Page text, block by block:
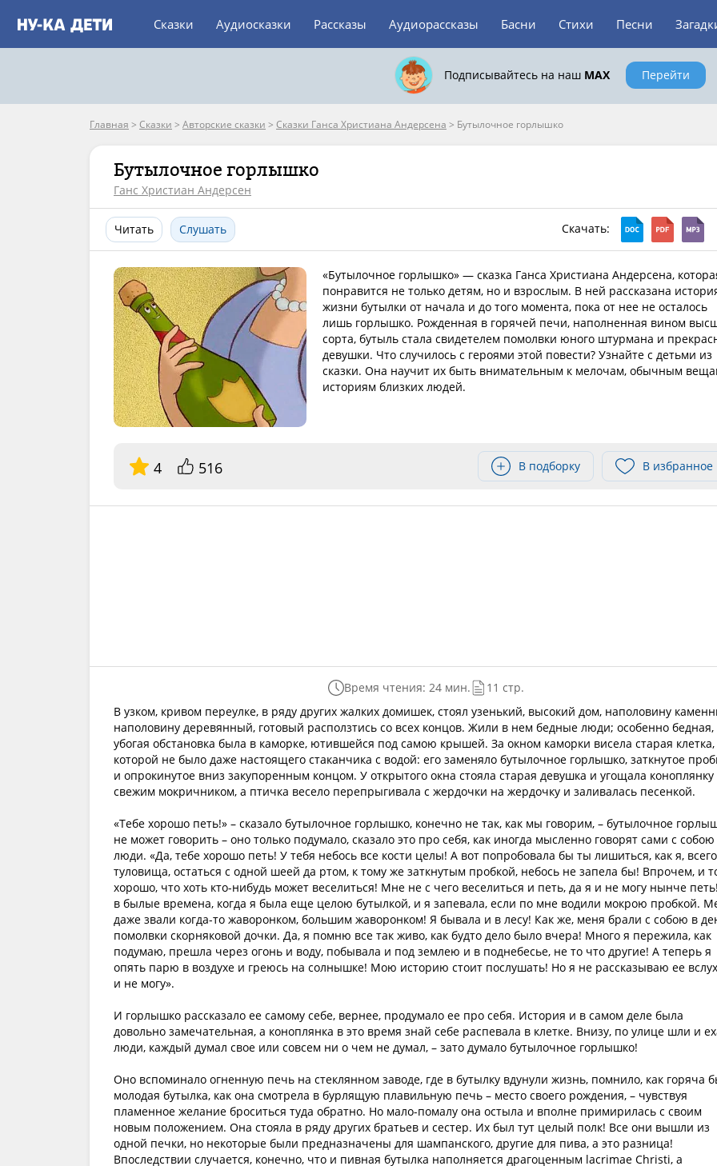
Сказки Аудиосказки Рассказы Аудиорассказы Басни Стихи Песни
Подписывайтесь на наш MAX Перейти
Главная > Сказки > Авторские сказки > Сказки Ганса Христиана Андерсена > Бутылочное горлышко
Бутылочное горлышко
Ганс Христиан Андерсен
Читать Слушать Скачать:
«Бутылочное горлышко» — сказка Ганса Христиана Андерсена,
понравится не только детям, но и взрослым. В ней рассказана
жизни бутылки от начала и до того момента, пока от нее не осталось
лишь горлышко. Рожденная в горячей печи, наполненная вином
сорта, бутыль стала свидетелем помолвки юного штурмана и
девушки. Что случилось с героями этой повести? Узнайте с детьми из
сказки. Она научит их быть внимательным к мелочам, обычным
историям близких людей.
4 516 В подборку В избранное
Время чтения: 24 мин.
11 стр.
В узком, кривом переулке, в ряду других жалких домишек, стоял узенький, высокий дом, наполовину
наполовину деревянный, готовый расползтись со всех концов. Жили в нем бедные люди; особенно бедная,
убогая обстановка была в каморке, ютившейся под самою крышей. За окном каморки висела старая клетка,
которой не было даже настоящего стаканчика с водой: его заменяло бутылочное горлышко, заткнутое
и опрокинутое вниз закупоренным концом. У открытого окна стояла старая девушка и угощала коноплянку
свежим мокричником, а птичка весело перепрыгивала с жердочки на жердочку и заливалась песенкой.
«Тебе хорошо петь!» – сказало бутылочное горлышко, конечно не так, как мы говорим, – бутылочное
не может говорить – оно только подумало, сказало это про себя, как иногда мысленно говорят сами с собою
люди. «Да, тебе хорошо петь! У тебя небось все кости целы! А вот попробовала бы ты лишиться, как я, всего
туловища, остаться с одной шеей да ртом, к тому же заткнутым пробкой, небось не запела бы! Впрочем, и
хорошо, что хоть кто-нибудь может веселиться! Мне не с чего веселиться и петь, да я и не могу нынче
в былые времена, когда я была еще целою бутылкой, и я запевала, если по мне водили мокрою пробкой.
даже звали когда-то жаворонком, большим жаворонком! Я бывала и в лесу! Как же, меня брали с собою в
помолвки скорняковой дочки. Да, я помню все так живо, как будто дело было вчера! Много я пережила, как
подумаю, прешла через огонь и воду, побывала и под землею и в поднебесье, не то что другие! А теперь я
опять парю в воздухе и греюсь на солнышке! Мою историю стоит послушать! Но я не рассказываю ее
и не могу».
И горлышко рассказало ее самому себе, вернее, продумало ее про себя. История и в самом деле была
довольно замечательная, а коноплянка в это время знай себе распевала в клетке. Внизу, по улице шли и
люди, каждый думал свое или совсем ни о чем не думал, – зато думало бутылочное горлышко!
Оно вспоминало огненную печь на стеклянном заводе, где в бутылку вдунули жизнь, помнило, как горяча
молодая бутылка, как она смотрела в бурлящую плавильную печь – место своего рождения, – чувствуя
пламенное желание броситься туда обратно. Но мало-помалу она остыла и вполне примирилась с своим
новым положением. Она стояла в ряду других братьев и сестер. Их был тут целый полк! Все они вышли из
одной печки, но некоторые были предназначены для шампанского, другие для пива, а это разница!
Впоследствии случается, конечно, что и пивная бутылка наполняется драгоценным lacrimae Christi, а